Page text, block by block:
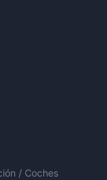
/ Coches